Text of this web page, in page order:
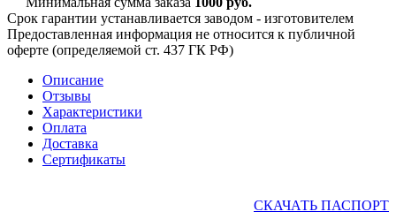
Срок гарантии устанавливается заводом - изготовителем
Предоставленная информация не относится к публичной
оферте (определяемой ст. 437 ГК РФ)
Описание
Отзывы
Характеристики
Оплата
Доставка
Сертификаты
СКАЧАТЬ ПАСПОРТ